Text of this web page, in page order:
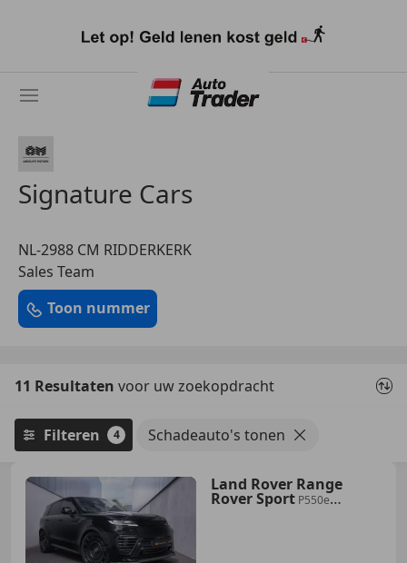
naar
Signature Cars
NL-2988 CM RIDDERKERK
Sales Team
Toon nummer
11 Resultaten voor uw zoekopdracht
Filteren 4 Schadeauto's tonen
Land Rover Range
Rover Sport P550e